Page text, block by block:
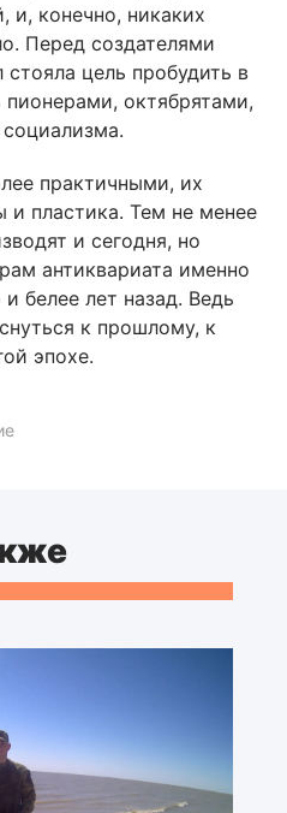
и, конечно, никаких
Перед создателями
цель пробудить в
октябрятами,
практичными, их
и пластика. Тем не менее
и сегодня, но
антиквариата именно
белее лет назад. Ведь
к прошлому, к
эпохе.